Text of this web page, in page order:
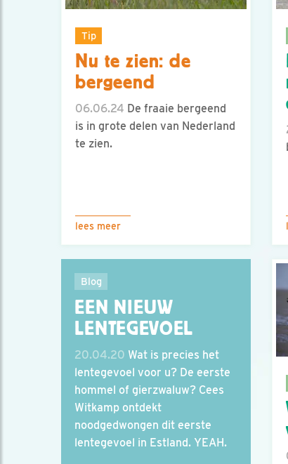
Tip
Nu te zien: de
bergeend
06.06.24 De fraaie bergeend
is in grote delen van Nederland
te zien.
lees meer
Blog
EEN NIEUW
LENTEGEVOEL
20.04.20 Wat is precies het
lentegevoel voor u? De eerste
hommel of gierzwaluw? Cees
Witkamp ontdekt
noodgedwongen dit eerste
lentegevoel in Estland. YEAH.